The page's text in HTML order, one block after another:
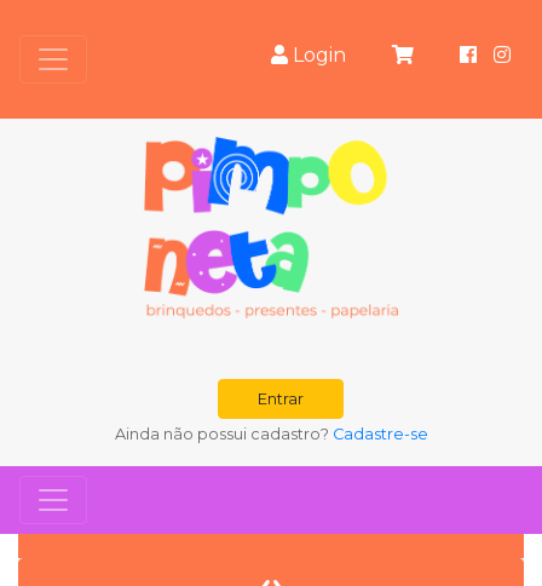
Login
Entrar
Ainda não possui cadastro? Cadastre-se